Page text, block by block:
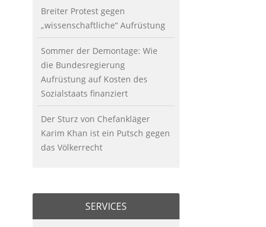
Breiter Protest gegen
„wissenschaftliche“ Aufrüstung
Sommer der Demontage: Wie
die Bundesregierung
Aufrüstung auf Kosten des
Sozialstaats finanziert
Der Sturz von Chefankläger
Karim Khan ist ein Putsch gegen
das Völkerrecht
SERVICES